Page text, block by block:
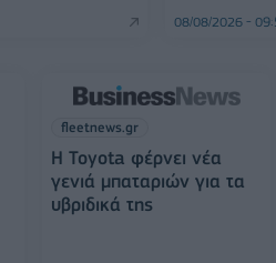
08/08/2026 -
fleetnews.gr
Η Toyota φέρνει νέα
γενιά μπαταριών για τα
υβριδικά της